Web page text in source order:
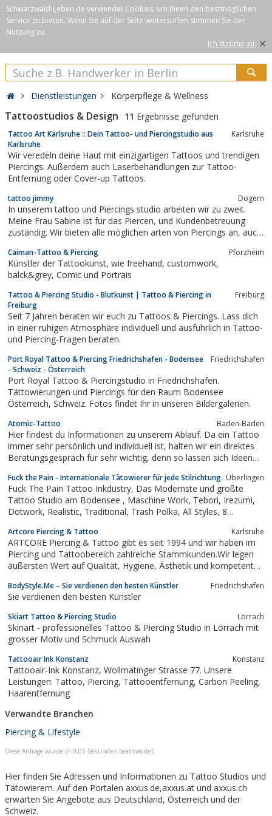
Schwarzwald-Leben.de verwendet Cookies, um Ihnen den bestmöglichen
Service zu bieten. Wenn Sie auf der Seite weitersurfen stimmen Sie der
Nutzung zu.
Ich stimme zu. ×
Dienstleistungen Körperpflege & Wellness
Tattoostudios & Design 11 Ergebnisse gefunden
Tattoo Art Karlsruhe :: Dein Tattoo- und Piercingstudio aus
Karlsruhe
Karlsruhe
Wir veredeln deine Haut mit einzigartigen Tattoos und trendigen
Piercings. Außerdem auch Laserbehandlungen zur Tattoo-
Entfernung oder Cover-up Tattoos.
tattoo jimmy Dogern
In unserem tattoo und Piercings studio arbeiten wir zu zweit.
Meine Frau Sabine ist für das Piercen, und Kundenbetreuung
zuständig. Wir bieten alle möglichen arten von Piercings an, auch
Riesen spaß machtBin ich auch seit 30 Jahren in diesem beruf
tätig. Ob es um...
Caiman-Tattoo & Piercing Pforzheim
Künstler der Tattookunst, wie freehand, customwork,
balck&grey, Comic und Portrais
Tattoo & Piercing Studio - Blutkunst | Tattoo & Piercing in
Freiburg
Freiburg
Seit 7 Jahren beraten wir euch zu Tattoos & Piercings. Lass dich
in einer ruhigen Atmosphäre individuell und ausführlich in Tattoo-
und Piercing-Fragen beraten.
Port Royal Tattoo & Piercing Friedrichshafen - Bodensee
- Schweiz - Österreich
Friedrichshafen
Port Royal Tattoo & Piercingstudio in Friedrichshafen.
Tättowierungen und Piercings für den Raum Bodensee
Österreich, Schweiz. Fotos findet Ihr in unseren Bildergalerien.
Atomic-Tattoo Baden-Baden
Hier findest du Informationen zu unserem Ablauf. Da ein Tattoo
immer sehr persönlich und individuell ist, halten wir ein direktes
Beratungsgespräch für sehr wichtig, denn so lassen sich Ideen
Fuck the Pain - Internationale Tätowierer für jede Stilrichtung. Überlingen
Fuck The Pain Tattoo Inkdustry, Das Modernste und größte
Tattoo Studio am Bodensee , Maschine Work, Tebori, Irezumi,
Dotwork, Realistic, Traditional, Trash Polka, All Styles, 8
United European Tattoo Artist und des D.O.T. Gewinner
Internationaler Tattoo Preise in...
Artcore Piercing & Tattoo Karlsruhe
ARTCORE Piercing & Tattoo gibt es seit 1994 und wir haben im
Piercing und Tattoobereich zahlreiche Stammkunden.Wir legen
äußersten Wert auf Qualität, Hygiene, Ästhetik und kompetente
BodyStyle.Me – Sie verdienen den besten Künstler Friedrichshafen
Sie verdienen den besten Künstler
Skiart Tattoo & Piercing Studio Lörrach
Skinart - professionelles Tattoo & Piercing Studio in Lörrach mit
grosser Motiv und Schmuck Auswah
Tattooair Ink Konstanz Konstanz
Tattooair-Ink Konstanz, Wollmatinger Strasse 77. Unsere
Leistungen: Tattoo, Piercing, Tattooentfernung, Carbon Peeling,
Haarentfernung
Verwandte Branchen
Piercing & Lifestyle
Diese Anfrage wurde in 0,05 Sekunden beantwortet.
Hier finden Sie Adressen und Informationen zu Tattoo Studios und
Tätowierern. Auf den Portalen axxus.de,axxus.at und axxus.ch
erwarten Sie Angebote aus Deutschland, Österreich und der
Schweiz.